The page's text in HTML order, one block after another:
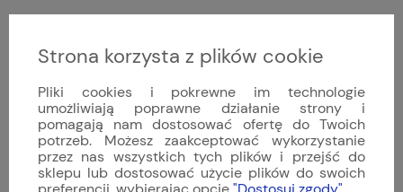
Strona korzysta z plików cookie
Pliki cookies i pokrewne im technologie
umożliwiają poprawne działanie strony i
pomagają nam dostosować ofertę do Twoich
potrzeb. Możesz zaakceptować wykorzystanie
przez nas wszystkich tych plików i przejść do
sklepu lub dostosować użycie plików do swoich